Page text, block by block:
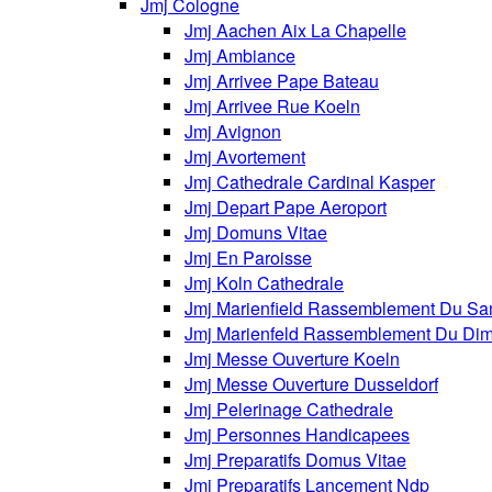
Jmj Cologne
Jmj Aachen Aix La Chapelle
Jmj Ambiance
Jmj Arrivee Pape Bateau
Jmj Arrivee Rue Koeln
Jmj Avignon
Jmj Avortement
Jmj Cathedrale Cardinal Kasper
Jmj Depart Pape Aeroport
Jmj Domuns Vitae
Jmj En Paroisse
Jmj Koln Cathedrale
Jmj Marienfield Rassemblement Du
Jmj Marienfeld Rassemblement Du
Jmj Messe Ouverture Koeln
Jmj Messe Ouverture Dusseldorf
Jmj Pelerinage Cathedrale
Jmj Personnes Handicapees
Jmj Preparatifs Domus Vitae
Jmj Preparatifs Lancement Ndp